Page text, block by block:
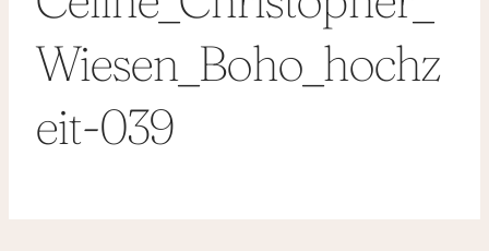
Wiesen_Boho_hochz
eit-039